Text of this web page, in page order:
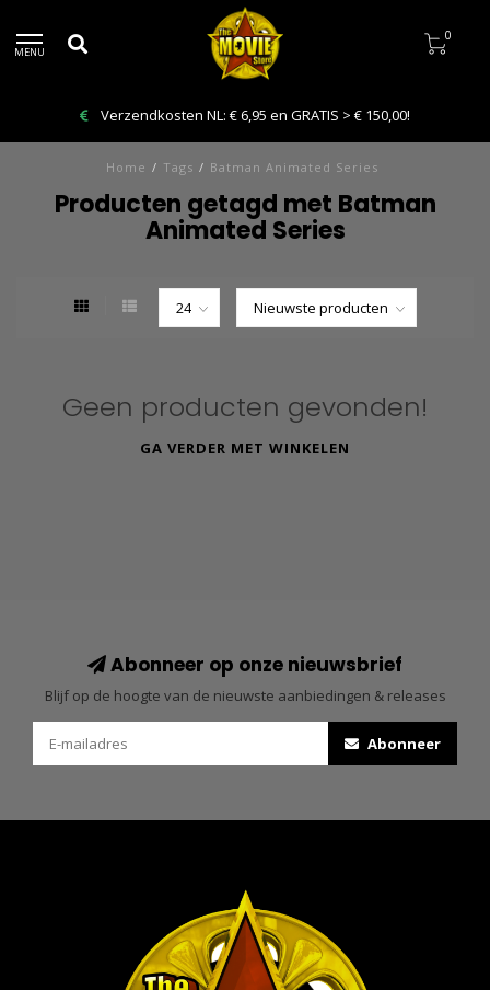
MENU
0
Verzendkosten NL: € 6,95 en GRATIS > € 150,00!
Home / Tags / Batman Animated Series
Producten getagd met Batman
Animated Series
Geen producten gevonden!
GA VERDER MET WINKELEN
Abonneer op onze nieuwsbrief
Blijf op de hoogte van de nieuwste aanbiedingen & releases
Abonneer